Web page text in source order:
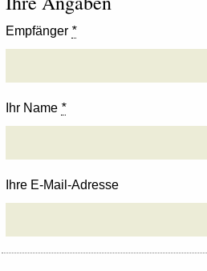
Empfänger *
Ihr Name *
Ihre E-Mail-Adresse